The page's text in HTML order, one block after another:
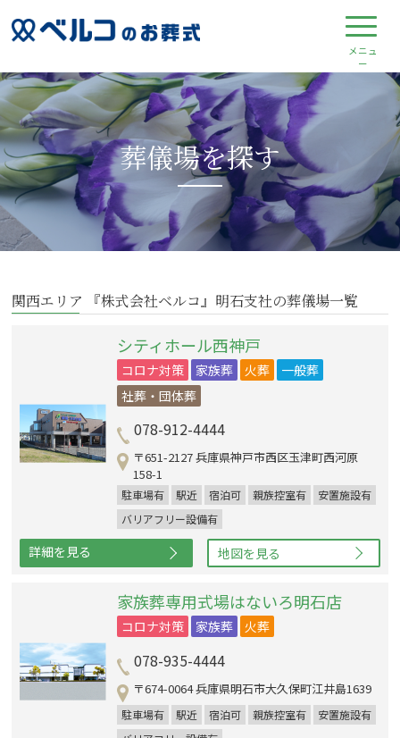
葬儀場を探す
関西エリア 『株式会社ベルコ』明石支社の葬儀場一覧
シティホール西神戸
コロナ対策 家族葬 火葬
一般葬
社葬・団体葬
078-912-4444
〒651-2127 兵庫県神戸市西区玉津町西河原
158-1
駐車場有 駅近 宿泊可 親族控室有
安置施設有
バリアフリー設備有
詳細を見る 地図を見る
家族葬専用式場はないろ明石店
コロナ対策 家族葬 火葬
078-935-4444
〒674-0064 兵庫県明石市大久保町江井島1639
駐車場有 駅近 宿泊可 親族控室有
安置施設有